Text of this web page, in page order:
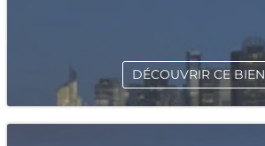
DÉCOUVRIR CE BIEN